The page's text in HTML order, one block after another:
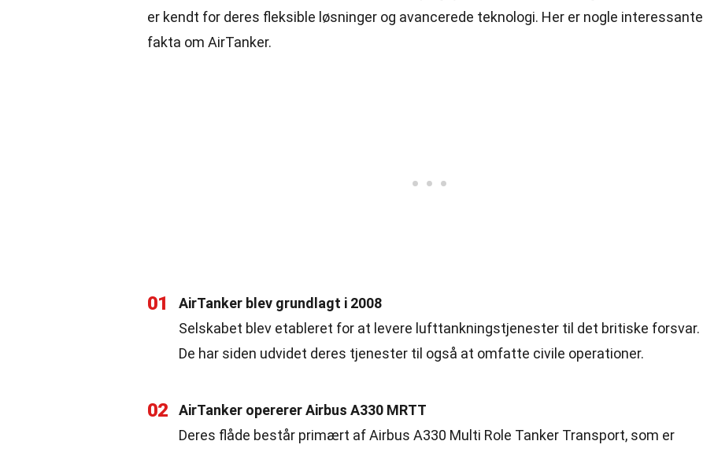
er kendt for deres fleksible løsninger og avancerede teknologi. Her er nogle interessante
fakta om AirTanker.
01
AirTanker blev grundlagt i 2008
Selskabet blev etableret for at levere lufttankningstjenester til det britiske forsvar.
De har siden udvidet deres tjenester til også at omfatte civile operationer.
02
AirTanker opererer Airbus A330 MRTT
Deres flåde består primært af Airbus A330 Multi Role Tanker Transport, som er